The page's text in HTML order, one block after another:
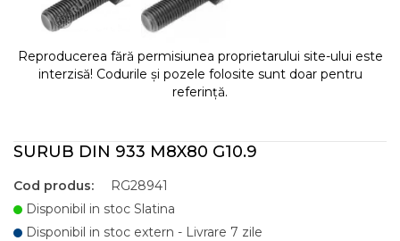
Reproducerea fără permisiunea proprietarului site-ului este
interzisă! Codurile și pozele folosite sunt doar pentru
referință.
SURUB DIN 933 M8X80 G10.9
Cod produs:
RG28941
Disponibil in stoc Slatina
Disponibil in stoc extern - Livrare 7 zile